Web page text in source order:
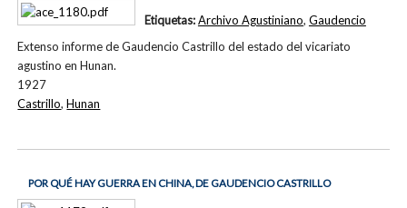
Extenso informe de Gaudencio Castrillo del estado del vicariato
agustino en Hunan.
1927
Etiquetas:Archivo Agustiniano, Gaudencio
Castrillo,Hunan
POR QUÉ HAY GUERRA EN CHINA, DE GAUDENCIO CASTRILLO